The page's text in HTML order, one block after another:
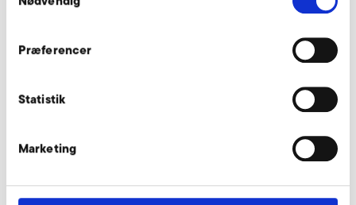
Præferencer
Statistik
Marketing
Vores eksperter står til din rådighed.